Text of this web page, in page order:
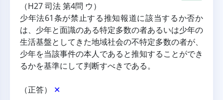
（H27 司法 第4問 ウ）
少年法61条が禁止する推知報道に該当するか否か
は、少年と面識のある特定多数の者あるいは少年の
生活基盤としてきた地域社会の不特定多数の者が、
少年を当該事件の本人であると推知することができ
るかを基準にして判断すべきである。
（正答） ✕